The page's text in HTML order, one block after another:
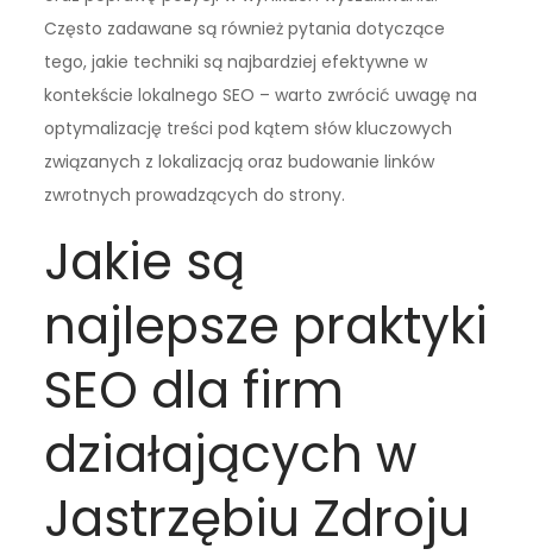
Często zadawane są również pytania dotyczące
tego, jakie techniki są najbardziej efektywne w
kontekście lokalnego SEO – warto zwrócić uwagę na
optymalizację treści pod kątem słów kluczowych
związanych z lokalizacją oraz budowanie linków
zwrotnych prowadzących do strony.
Jakie są
najlepsze praktyki
SEO dla firm
działających w
Jastrzębiu Zdroju